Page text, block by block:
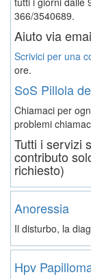
366/3540689.
Aiuto via
Scrivici per una
ore.
SoS Pillola
Chiamaci per
problemi
Tutti i servizi
contributo
richiesto)
Anoressia
Il disturbo, la
Hpv